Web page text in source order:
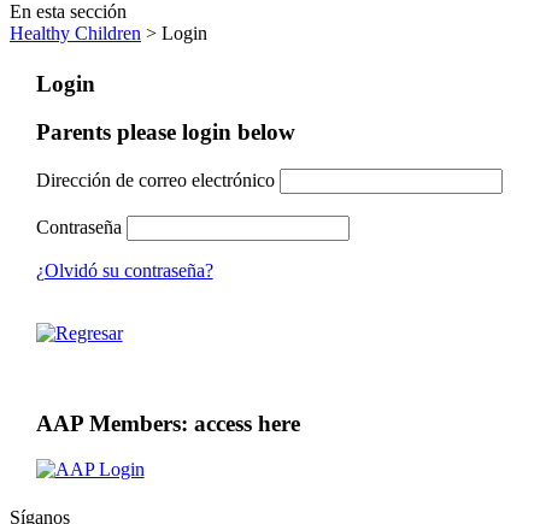
En esta sección
Healthy Children > Login
Login
Parents please login below
Dirección de correo electrónico
Contraseña
¿Olvidó su contraseña?
AAP Members: access here
Síganos